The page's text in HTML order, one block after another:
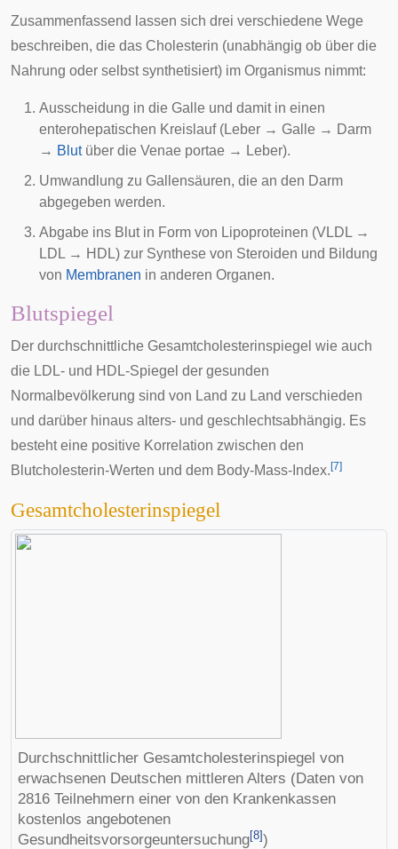
Zusammenfassend lassen sich drei verschiedene Wege
beschreiben, die das Cholesterin (unabhängig ob über die
Nahrung oder selbst synthetisiert) im Organismus nimmt:
Ausscheidung in die Galle und damit in einen
enterohepatischen Kreislauf(Leber → Galle → Darm
→ Blutüber die Venae portae → Leber).
Umwandlung zu Gallensäuren, die an den Darm
abgegeben werden.
Abgabe ins Blut in Form von Lipoproteinen (VLDL →
LDL → HDL) zur Synthese von Steroiden und Bildung
von Membranen in anderen Organen.
Blutspiegel
Der durchschnittliche Gesamtcholesterinspiegel wie auch
die LDL- und HDL-Spiegel der gesunden
Normalbevölkerung sind von Land zu Land verschieden
und darüber hinaus alters- und geschlechtsabhängig. Es
besteht eine positive Korrelation zwischen den
Blutcholesterin-Werten und dem Body-Mass-Index. [7]
Gesamtcholesterinspiegel
Durchschnittlicher Gesamtcholesterinspiegel von
erwachsenen Deutschen mittleren Alters (Daten von
2816 Teilnehmern einer von den Krankenkassen
kostenlos angebotenen
Gesundheitsvorsorgeuntersuchung[8])